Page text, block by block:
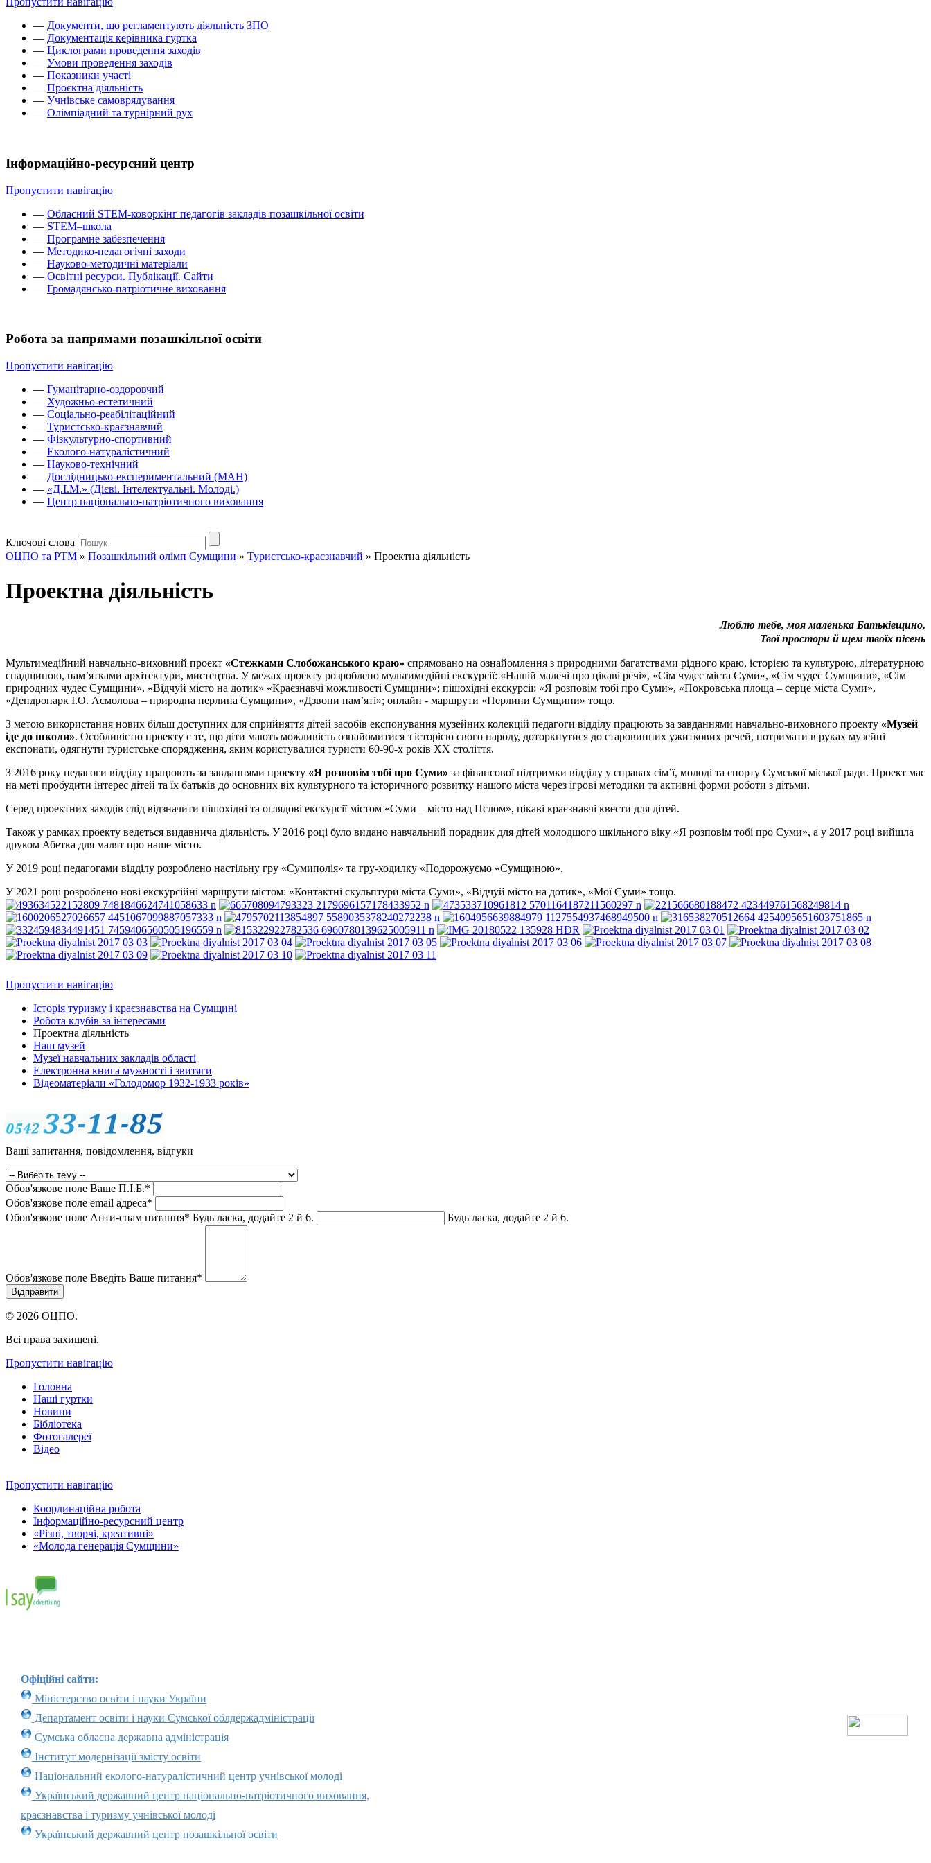
— Документи, що регламентують діяльність ЗПО
— Документація керівника гуртка
— Циклограми проведення заходів
— Умови проведення заходів
— Показники участі
— Проєктна діяльність
— Учнівське самоврядування
— Олімпіадний та турнірний рух
Інформаційно-ресурсний центр
Пропустити навігацію
— Обласний STEM-коворкінг педагогів закладів позашкільної освіти
— STEM–школа
— Програмне забезпечення
— Методико-педагогічні заходи
— Науково-методичні матеріали
— Освітні ресурси. Публікації. Сайти
— Громадянсько-патріотичне виховання
Робота за напрямами позашкільної освіти
Пропустити навігацію
— Гуманітарно-оздоровчий
— Художньо-естетичний
— Соціально-реабілітаційний
— Туристсько-краєзнавчий
— Фізкультурно-спортивний
— Еколого-натуралістичний
— Науково-технічний
— Дослідницько-експериментальний (МАН)
— «Д.І.М.» (Дієві. Інтелектуальні. Молоді.)
— Центр національно-патріотичного виховання
Ключові слова
ОЦПО та РТМ » Позашкільний олімп Сумщини » Туристсько-краєзнавчий » Проектна діяльність
Проектна діяльність
Люблю тебе, моя маленька Батьківщино,
Твої простори й щем твоїх пісень
Мультимедійний навчально-виховний проект «Стежками Слобожанського краю» спрямовано на ознайомлення з природними багатствами рідного краю, історією та культурою, літературною
спадщиною, пам’ятками архітектури, мистецтва. У межах проекту розроблено мультимедійні екскурсії: «Нашій малечі про цікаві речі», «Сім чудес міста Суми», «Сім чудес Сумщини», «Сім
природних чудес Сумщини», «Відчуй місто на дотик» «Краєзнавчі можливості Сумщини»; пішохідні екскурсії: «Я розповім тобі про Суми», «Покровська площа – серце міста Суми»,
«Дендропарк І.О. Асмолова – природна перлина Сумщини», «Дзвони пам’яті»; онлайн - маршрути «Перлини Сумщини» тощо.
З метою використання нових більш доступних для сприйняття дітей засобів експонування музейних колекцій педагоги відділу працюють за завданнями навчально-виховного проекту «Музей
іде до школи». Особливістю проекту є те, що діти мають можливість ознайомитися з історією свого народу, доторкнутися до старовинних ужиткових речей, потримати в руках музейні
експонати, одягнути туристське спорядження, яким користувалися туристи 60-90-х років ХХ століття.
З 2016 року педагоги відділу працюють за завданнями проекту «Я розповім тобі про Суми» за фінансової підтримки відділу у справах сім’ї, молоді та спорту Сумської міської ради. Проект має
на меті пробудити інтерес дітей та їх батьків до основних віх культурного та історичного розвитку нашого міста через ігрові методики та активні форми роботи з дітьми.
Серед проектних заходів слід відзначити пішохідні та оглядові екскурсії містом «Суми – місто над Пслом», цікаві краєзнавчі квести для дітей.
Також у рамках проекту ведеться видавнича діяльність. У 2016 році було видано навчальний порадник для дітей молодшого шкільного віку «Я розповім тобі про Суми», а у 2017 році вийшла
друком Абетка для малят про наше місто.
У 2019 році педагогами відділу розроблено настільну гру «Сумиполія» та гру-ходилку «Подорожуємо «Сумщиною».
У 2021 році розроблено нові екскурсійні маршрути містом: «Контактні скульптури міста Суми», «Відчуй місто на дотик», «Мої Суми» тощо.
Пропустити навігацію
Історія туризму і краєзнавства на Сумщині
Робота клубів за інтересами
Проектна діяльність
Наш музей
Музеї навчальних закладів області
Електронна книга мужності і звитяги
Відеоматеріали «Голодомор 1932-1933 років»
Ваші запитання, повідомлення, відгуки
Обов'язкове поле Ваше П.I.Б.*
Обов'язкове поле email адреса*
Обов'язкове поле Анти-спам питання* Будь ласка, додайте 2 й 6. Будь ласка, додайте 2 й 6.
Обов'язкове поле Введіть Ваше питання*
© 2026 ОЦПО.
Всі права захищені.
Пропустити навігацію
Головна
Наші гуртки
Новини
Бібліотека
Фотогалереї
Відео
Пропустити навігацію
Координаційна робота
Інформаційно-ресурсний центр
«Різні, творчі, креативні»
«Молода генерація Сумщини»
Офіційні сайти:
Міністерство освіти і науки України
Департамент освіти і науки Сумської облдержадміністрації
Сумська обласна державна адміністрація
Інститут модернізації змісту освіти
Національний еколого-натуралістичний центр учнівської молоді
Український державний центр національно-патріотичного виховання,
краєзнавства і туризму учнівської молоді
Український державний центр позашкільної освіти